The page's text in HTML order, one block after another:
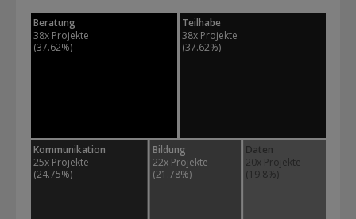
Beratung
38x Projekte
(37.62%)
Teilhabe
38x Projekte
(37.62%)
Kommunikation
25x Projekte
(24.75%)
Bildung
22x Projekte
(21.78%)
Daten
20x Projekte
(19.8%)